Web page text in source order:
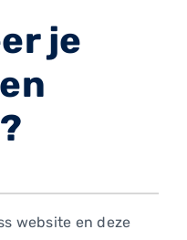
je
website en deze